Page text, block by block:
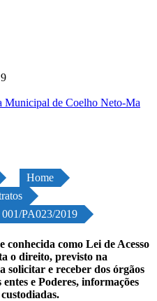
Home
PA023/2019
conhecida como Lei de Acesso
o direito, previsto na
solicitar e receber dos órgãos
e Poderes, informações